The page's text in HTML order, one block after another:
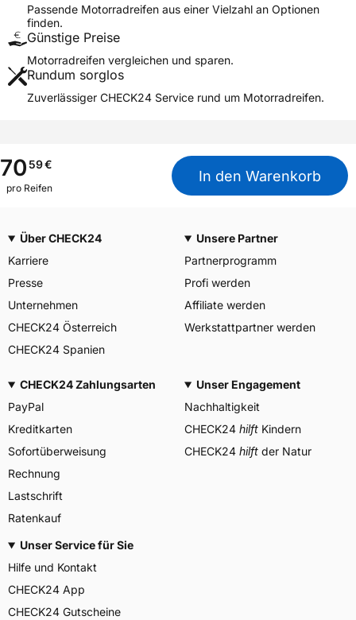
Modellname
K 44
Reifenposition
Motorradtyp
Classic
Weitere Eigenschaften
M+S
Nein
Motorrad Kennzeichnung
M/C
Allgemeine Produktsicherheit (GPSR)
Moto Amore LLC, Dresden
Deutschland,
info@heidenautires.com
Passende Motorradreifen aus einer Vielzahl an Optionen
finden.
Günstige Preise
Motorradreifen vergleichen und sparen.
Rundum sorglos
Zuverlässiger CHECK24 Service rund um Motorradreifen.
7059€
pro Reifen
In den Warenkorb
Über CHECK24
Karriere
Presse
Unternehmen
CHECK24 Österreich
CHECK24 Spanien
Unsere Partner
Partnerprogramm
Profi werden
Affiliate werden
Werkstattpartner werden
CHECK24 Zahlungsarten
PayPal
Kreditkarten
Sofortüberweisung
Rechnung
Lastschrift
Ratenkauf
Unser Engagement
Nachhaltigkeit
CHECK24 hilft Kindern
CHECK24 hilft der Natur
Unser Service für Sie
Hilfe und Kontakt
CHECK24 App
CHECK24 Gutscheine